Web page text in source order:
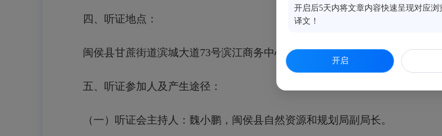
四、听证地点：
闽侯县甘蔗街道滨城大道73号滨江商务中心C座6层会议室。
五、听证参加人及产生途径：
（一）听证会主持人：魏小鹏，闽侯县自然资源和规划局副局长。
开启后5天内将文章内容快速呈现对应浏
译文！
开启